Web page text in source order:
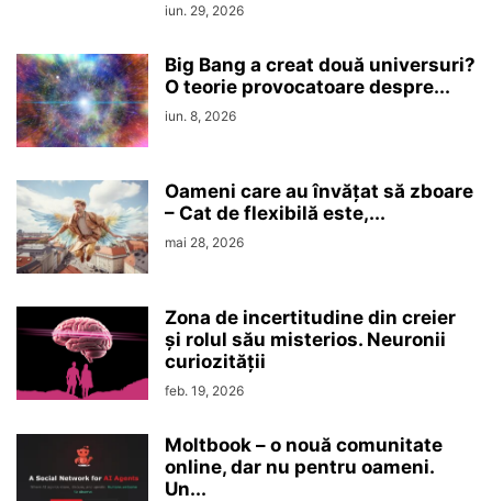
iun. 29, 2026
Big Bang a creat două universuri?
O teorie provocatoare despre...
iun. 8, 2026
Oameni care au învățat să zboare
– Cat de flexibilă este,...
mai 28, 2026
Zona de incertitudine din creier
şi rolul său misterios. Neuronii
curiozităţii
feb. 19, 2026
Moltbook – o nouă comunitate
online, dar nu pentru oameni.
Un...